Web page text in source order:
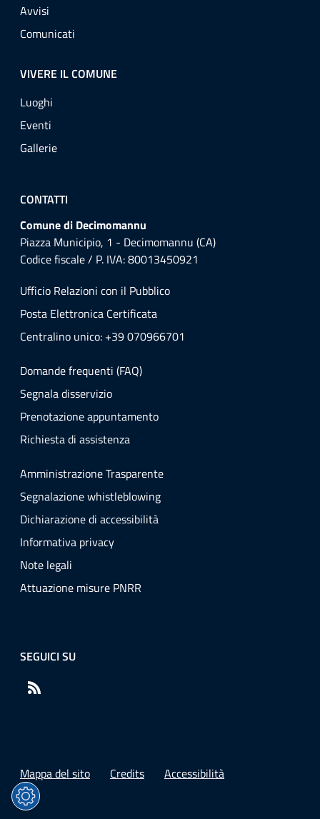
Avvisi
Comunicati
VIVERE IL COMUNE
Luoghi
Eventi
Gallerie
CONTATTI
Comune di Decimomannu
Piazza Municipio, 1 - Decimomannu (CA)
Codice fiscale / P. IVA: 80013450921
Ufficio Relazioni con il Pubblico
Posta Elettronica Certificata
Centralino unico: +39 070966701
Domande frequenti (FAQ)
Segnala disservizio
Prenotazione appuntamento
Richiesta di assistenza
Amministrazione Trasparente
Segnalazione whistleblowing
Dichiarazione di accessibilità
Informativa privacy
Note legali
Attuazione misure PNRR
SEGUICI SU
Mappa del sito Credits Accessibilità